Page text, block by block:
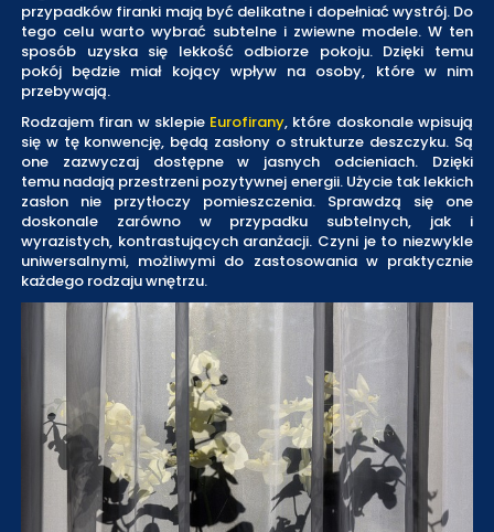
przypadków firanki mają być delikatne i dopełniać wystrój. Do
tego celu warto wybrać subtelne i zwiewne modele. W ten
sposób uzyska się lekkość odbiorze pokoju. Dzięki temu
pokój będzie miał kojący wpływ na osoby, które w nim
przebywają.
Rodzajem firan w sklepie Eurofirany, które doskonale wpisują
się w tę konwencję, będą zasłony o strukturze deszczyku. Są
one zazwyczaj dostępne w jasnych odcieniach. Dzięki
temu nadają przestrzeni pozytywnej energii. Użycie tak lekkich
zasłon nie przytłoczy pomieszczenia. Sprawdzą się one
doskonale zarówno w przypadku subtelnych, jak i
wyrazistych, kontrastujących aranżacji. Czyni je to niezwykle
uniwersalnymi, możliwymi do zastosowania w praktycznie
każdego rodzaju wnętrzu.